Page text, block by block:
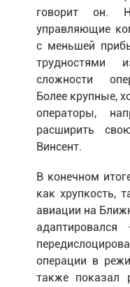
говорит он.
управляющие
с меньшей
трудностями
сложности
Более крупные,
операторы,
расширить
Винсент.
В конечном
как хрупкость,
авиации на
адаптировался
операции в
также показал